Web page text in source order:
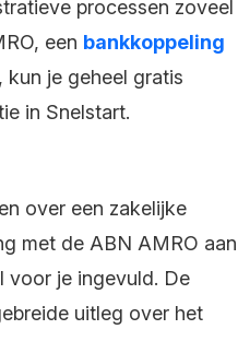
processen zoveel
een bankkoppeling
je geheel gratis
in Snelstart.
over een zakelijke
met de ABN AMRO aan
voor je ingevuld. De
uitleg over het